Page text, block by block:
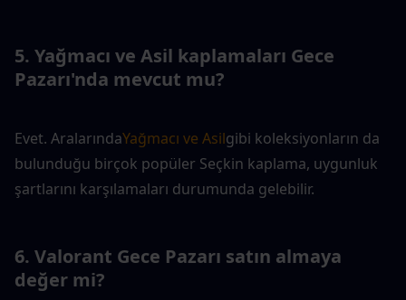
5. Yağmacı ve Asil kaplamaları Gece
Pazarı'nda mevcut mu?
Evet. AralarındaYağmacı ve Asilgibi koleksiyonların da
bulunduğu birçok popüler Seçkin kaplama, uygunluk
şartlarını karşılamaları durumunda gelebilir.
6. Valorant Gece Pazarı satın almaya
değer mi?